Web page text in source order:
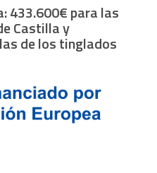
433.600€ para las
Castilla y
de los tinglados